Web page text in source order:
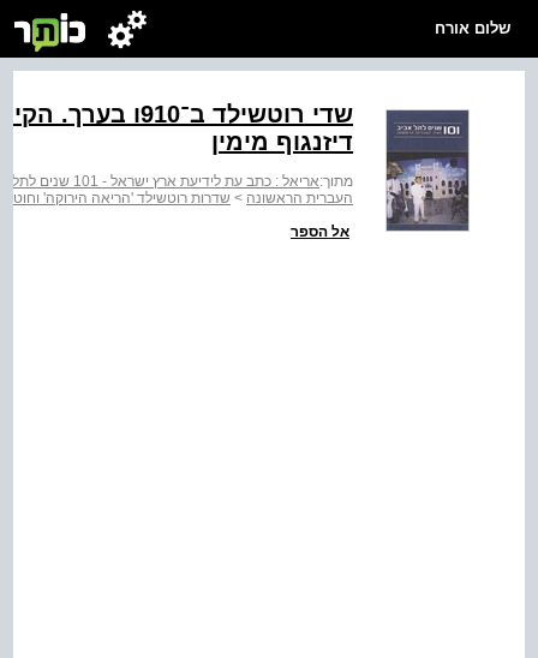
שלום אורח
שדי רוטשילד
דיזנגוף מימין
מתוך:אריאל : כתב עת לידיעת ארץ ישראל - 101 שנים לתל אביב : העיר העברית הראשונה
העברית הראשונה > שדרות רוטשילד 'הריאה הירוקה'
אל הספר